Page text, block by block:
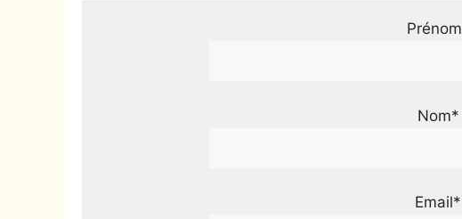
Nom*
Email*